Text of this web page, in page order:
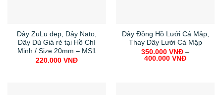
Dây ZuLu đẹp, Dây Nato,
Dây Dù Giá rẻ tại Hồ Chí
Minh / Size 20mm – MS1
220.000 VNĐ
Dây Đồng Hồ Lưới Cá Mập,
Thay Dây Lưới Cá Mập
350.000 VNĐ –
400.000 VNĐ